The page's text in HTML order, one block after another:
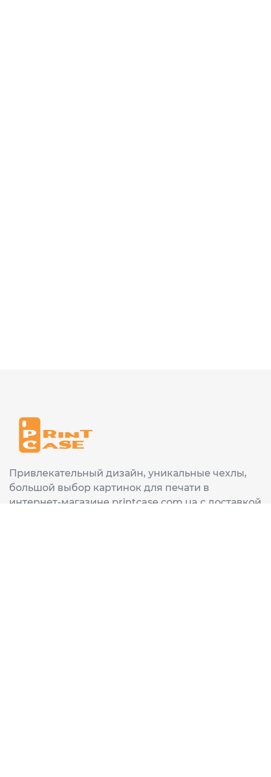
Привлекательный дизайн, уникальные чехлы,
большой выбор картинок для печати в
интернет-магазине printcase.com.ua с доставкой